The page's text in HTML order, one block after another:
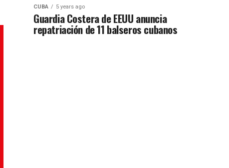
CUBA 5 years ago
Guardia Costera de EEUU anuncia
repatriación de 11 balseros cubanos